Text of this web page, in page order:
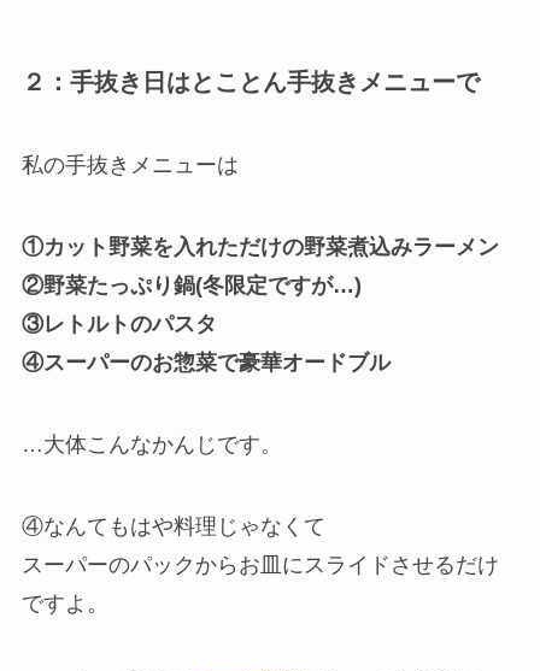
２：手抜き日はとことん手抜きメニューで
私の手抜きメニューは
①カット野菜を入れただけの野菜煮込みラーメン
②野菜たっぷり鍋(冬限定ですが…)
③レトルトのパスタ
④スーパーのお惣菜で豪華オードブル
…大体こんなかんじです。
④なんてもはや料理じゃなくて
スーパーのパックからお皿にスライドさせるだけ
ですよ。